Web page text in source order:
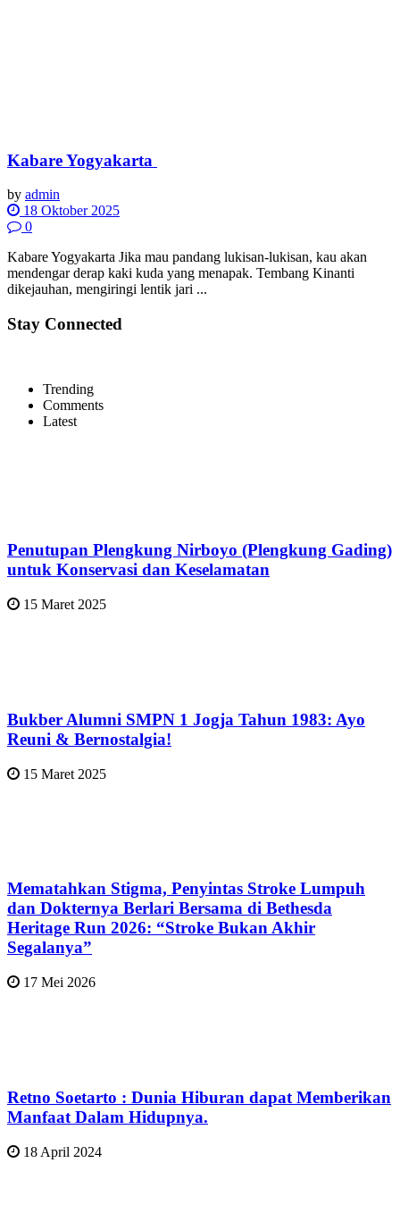
Kabare Yogyakarta
by admin
18 Oktober 2025
0
Kabare Yogyakarta Jika mau pandang lukisan-lukisan, kau akan
mendengar derap kaki kuda yang menapak. Tembang Kinanti
dikejauhan, mengiringi lentik jari ...
Stay Connected
Trending
Comments
Latest
Penutupan Plengkung Nirboyo (Plengkung Gading)
untuk Konservasi dan Keselamatan
15 Maret 2025
Bukber Alumni SMPN 1 Jogja Tahun 1983: Ayo
Reuni & Bernostalgia!
15 Maret 2025
Mematahkan Stigma, Penyintas Stroke Lumpuh
dan Dokternya Berlari Bersama di Bethesda
Heritage Run 2026: “Stroke Bukan Akhir
Segalanya”
17 Mei 2026
Retno Soetarto : Dunia Hiburan dapat Memberikan
Manfaat Dalam Hidupnya.
18 April 2024